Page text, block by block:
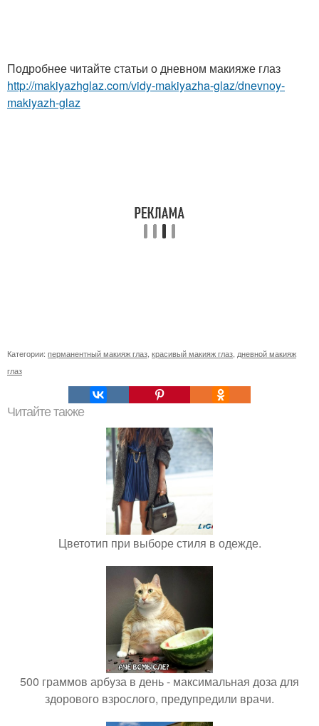
Подробнее читайте статьи о дневном макияже глаз
http://makiyazhglaz.com/vidy-makiyazha-glaz/dnevnoy-
makiyazh-glaz
Категории: перманентный макияж глаз красивый макияж глаз дневной макияж
глаз
Читайте также
Цветотип при выборе стиля в одежде.
500 граммов арбуза в день - максимальная доза для
здорового взрослого, предупредили врачи.